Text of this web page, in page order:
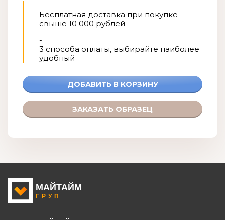
-
Бесплатная доставка при покупке
свыше 10 000 рублей
-
3 способа оплаты, выбирайте наиболее
удобный